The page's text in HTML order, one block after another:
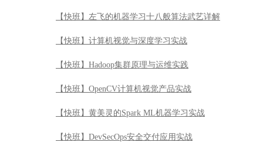
【快班】左飞的机器学习十八般算法武艺详解
【快班】计算机视觉与深度学习实战
【快班】Hadoop集群原理与运维实践
【快班】OpenCV计算机视觉产品实战
【快班】黄美灵的Spark ML机器学习实战
【快班】DevSecOps安全交付应用实战